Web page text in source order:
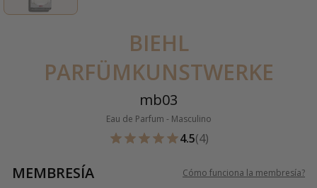
BIEHL
PARFÜMKUNSTWERKE
mb03
Eau de Parfum - Masculino
4.5(4)
MEMBRESÍA Cómo funciona la membresía?